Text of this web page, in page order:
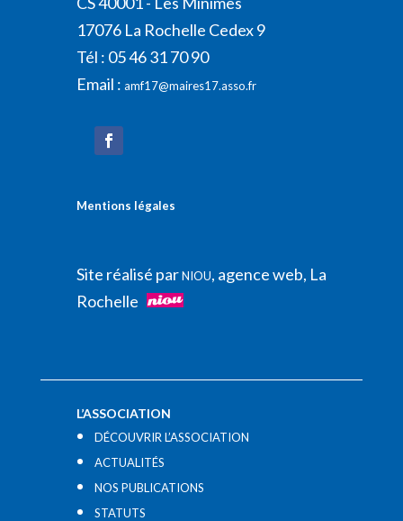
17076 La Rochelle Cedex 9
Tél : 05 46 31 70 90
Email : amf17@maires17.asso.fr
Mentions légales
Site réalisé parNIOU, agence web, La
Rochelle
L’ASSOCIATION
DÉCOUVRIR L’ASSOCIATION
ACTUALITÉS
NOS PUBLICATIONS
STATUTS